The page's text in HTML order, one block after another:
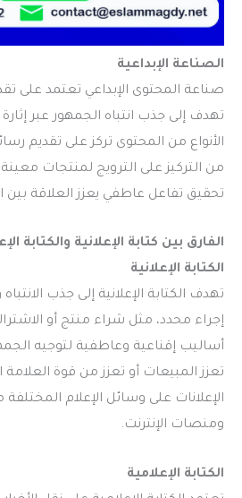
الصناعة الإبداعية
صناعة المحتوى الإبداعي تعتمد على
تهدف إلى جذب انتباه الجمهور عبر
الأنواع من المحتوى تركز على تقديم
من التركيز على الترويج لمنتجات
تحقيق تفاعل عاطفي يعزز العلاقة بين
الفارق بين كتابة الإعلانية والكتابة
الكتابة الإعلانية
تهدف الكتابة الإعلانية إلى جذب
إجراء محدد، مثل شراء منتج أو
أساليب إقناعية وعاطفية لتوجيه
تعزز المبيعات أو تعزز من قوة
الإعلانات على وسائل الإعلام
ومنصات الإنترنت.
الكتابة الإعلامية